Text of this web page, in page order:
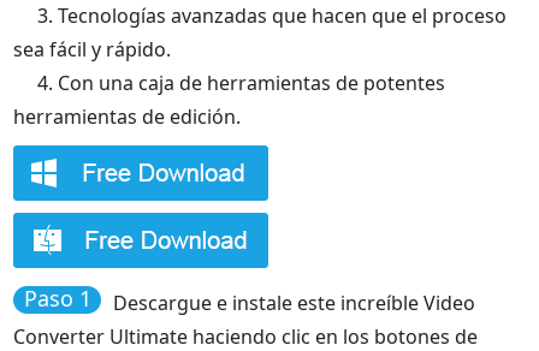
3. Tecnologías avanzadas que hacen que el proceso
sea fácil y rápido.
4. Con una caja de herramientas de potentes
herramientas de edición.
Paso 1
Descargue e instale este increíble Video
Converter Ultimate haciendo clic en los botones de